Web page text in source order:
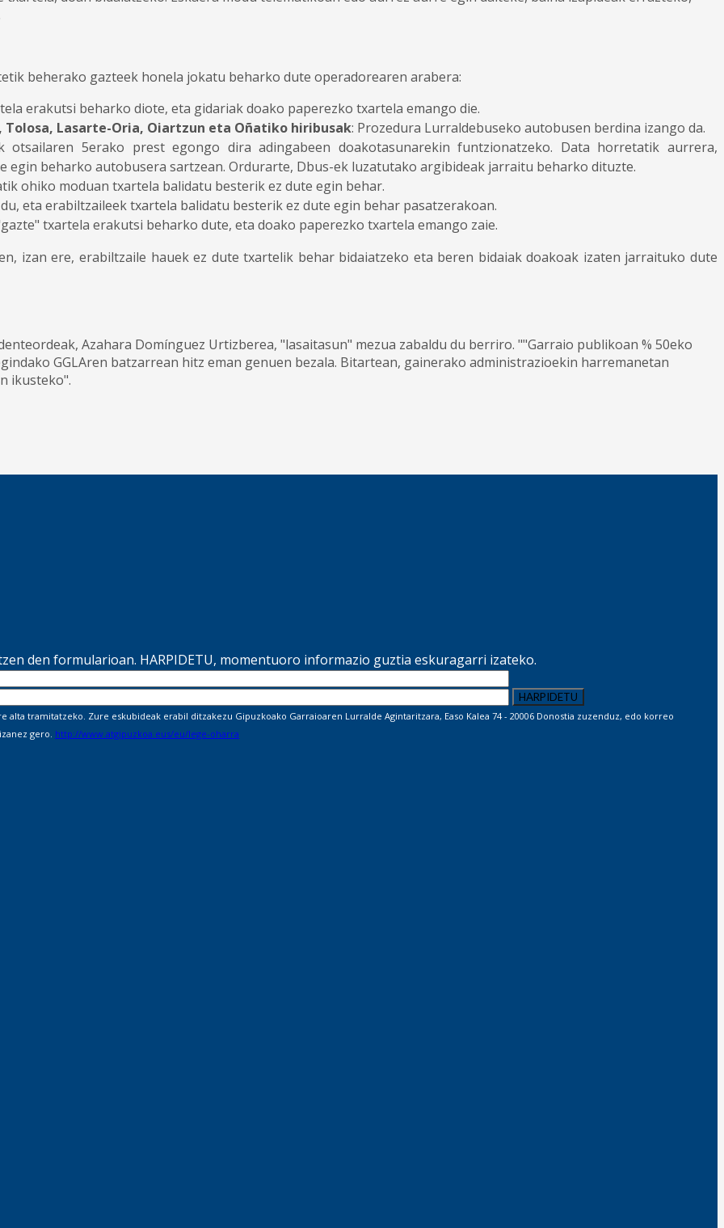
beherako gazteek honela jokatu beharko dute operadorearen arabera:
erakutsi beharko diote, eta gidariak doako paperezko txartela emango die.
Lasarte-Oria, Oiartzun eta Oñatiko hiribusak: Prozedura Lurraldebuseko autobusen berdina izango da.
5erako prest egongo dira adingabeen doakotasunarekin funtzionatzeko. Data horretatik aurrera,
egin beharko autobusera sartzean. Ordurarte, Dbus-ek luzatutako argibideak jarraitu beharko dituzte.
ohiko moduan txartela balidatu besterik ez dute egin behar.
eta erabiltzaileek txartela balidatu besterik ez dute egin behar pasatzerakoan.
txartela erakutsi beharko dute, eta doako paperezko txartela emango zaie.
izan ere, erabiltzaile hauek ez dute txartelik behar bidaiatzeko eta beren bidaiak doakoak izaten jarraituko dute
Azahara Domínguez Urtizberea, "lasaitasun" mezua zabaldu du berriro. ""Garraio publikoan % 50eko
GGLAren batzarrean hitz eman genuen bezala. Bitartean, gainerako administrazioekin harremanetan
ikusteko".
den formularioan. HARPIDETU, momentuoro informazio guztia eskuragarri izateko.
tramitatzeko. Zure eskubideak erabil ditzakezu Gipuzkoako Garraioaren Lurralde Agintaritzara, Easo Kalea 74 - 20006 Donostia zuzenduz, edo korreo
gero. http://www.atgipuzkoa.eus/eu/lege-oharra